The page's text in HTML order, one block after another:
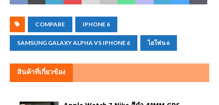
COMPARE IPHONE 6
SAMSUNG GALAXY ALPHA VS IPHONE 6 ไอโฟน 6
สินค้าที่เกี่ยวข้อง